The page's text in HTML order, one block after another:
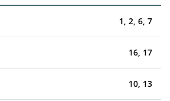
1, 2, 6, 7
16, 17
10, 13